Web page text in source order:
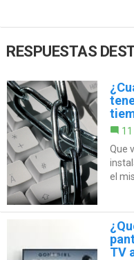
RESPUESTAS
Que
el
TV